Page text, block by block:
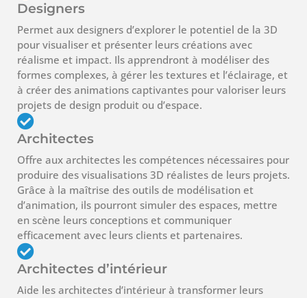
Designers
Permet aux designers d’explorer le potentiel de la 3D
pour visualiser et présenter leurs créations avec
réalisme et impact. Ils apprendront à modéliser des
formes complexes, à gérer les textures et l’éclairage, et
à créer des animations captivantes pour valoriser leurs
projets de design produit ou d’espace.
Architectes
Offre aux architectes les compétences nécessaires pour
produire des visualisations 3D réalistes de leurs projets.
Grâce à la maîtrise des outils de modélisation et
d’animation, ils pourront simuler des espaces, mettre
en scène leurs conceptions et communiquer
efficacement avec leurs clients et partenaires.
Architectes d’intérieur
Aide les architectes d’intérieur à transformer leurs